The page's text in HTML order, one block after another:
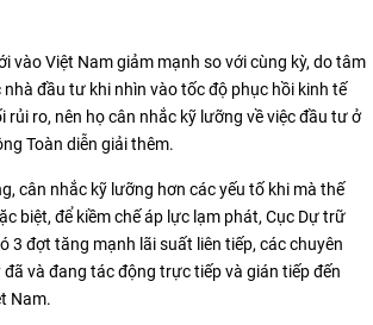
vào Việt Nam giảm mạnh so với cùng kỳ, do tâm
nhà đầu tư khi nhìn vào tốc độ phục hồi kinh tế
rủi ro, nên họ cân nhắc kỹ lưỡng về việc đầu tư ở
Toàn diễn giải thêm.
cân nhắc kỹ lưỡng hơn các yếu tố khi mà thế
biệt, để kiềm chế áp lực lạm phát, Cục Dự trữ
3 đợt tăng mạnh lãi suất liên tiếp, các chuyên
và đang tác động trực tiếp và gián tiếp đến
Nam.